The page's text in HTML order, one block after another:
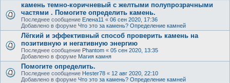
камень темно-коричневый с желтыми полупрозрачными
частями . Помогите определить камень.
Последнее сообщение Елена11 « 06 сен 2020, 17:36
Добавлено в форуме Что это за камень? Определение камней
Лёгкий и эффективный способ проверить камень на
позитивную и негативную энергию
Последнее сообщение Phantom « 05 сен 2020, 13:35
Добавлено в форуме Магия камня
Помогите определить.
Последнее сообщение Hester78 « 12 авг 2020, 22:10
Добавлено в форуме Что это за камень? Определение камней